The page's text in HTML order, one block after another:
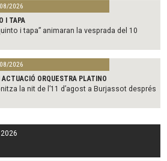
2026
I TAPA
i tapa” animaran la vesprada del 10
2026
ORQUESTRA PLATINO
la nit de l’11 d’agost a Burjassot després
2026